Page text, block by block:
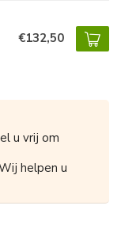
€132,50
u vrij om
helpen u